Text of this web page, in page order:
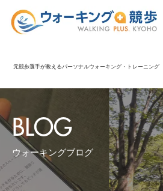
元競歩選手が教えるパーソナルウォーキング・トレーニング
BLOG
ウォーキングブログ